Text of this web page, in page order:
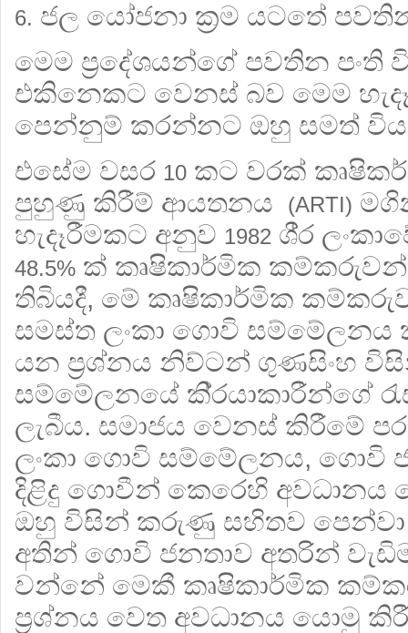
6. ජල යෝජනා ක‍්‍රම යටතේ
මෙම ප‍්‍රදේශයන්ගේ පවතින පංති
එකිනෙකට වෙනස් බව මෙම
පෙන්නුම් කරන්නට ඔහු සමත්
එසේම වසර 10 කට වරක්
පුහුණු කිරීම් ආයතනය
(ARTI)
හැදෑරීමකට අනුව 1982 ශී‍්‍ර
48.5% ක් කෘෂිකාර්මික
තිබියදී, මේ කෘෂිකාර්මික
සමස්ත ලංකා ගොවි සම්මේලනය
යන ප‍්‍රශ්නය නිව්ටන් ගුණසිංහ
සම්මේලනයේ කි‍්‍රයාකාරීන්ගේ
ලැබීය. සමාජය වෙනස් කිරීමේ
ලංකා ගොවි සම්මේලනය, ගොවි
දිළිදු ගොවීන් කෙරෙහි අවධානය
ඔහු විසින් කරුණු සහිතව පෙන්වා
අතින් ගොවි ජනතාව අතරින්
වන්නේ මෙකී කෘෂිකාර්මික
ප‍්‍රශ්නය වෙත අවධානය යොමු